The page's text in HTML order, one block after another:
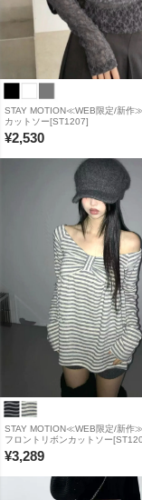
STAY MOTION≪WEB限定/新作
カットソー[ST1207]
¥2,530
STAY MOTION≪WEB限定/新作
フロントリボンカットソー
¥3,289